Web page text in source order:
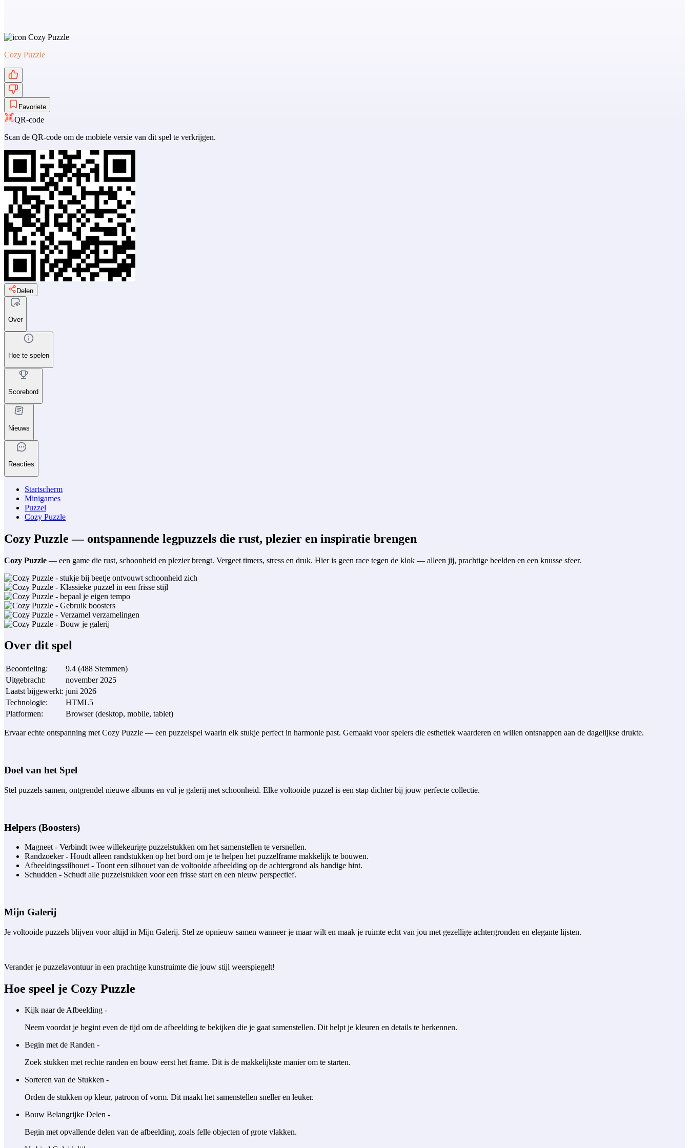
Cozy Puzzle
Favoriete
QR-code
Scan de QR-code om de mobiele versie van dit spel te verkrijgen.
Delen
Over
Hoe te spelen
Scorebord
Nieuws
Reacties
Startscherm
Minigames
Puzzel
Cozy Puzzle
Cozy Puzzle — ontspannende legpuzzels die rust, plezier en inspiratie brengen
Cozy Puzzle — een game die rust, schoonheid en plezier brengt. Vergeet timers, stress en druk. Hier is geen race tegen de klok — alleen jij, prachtige beelden en een knusse sfeer.
Over dit spel
Beoordeling: 9.4 (488 Stemmen)
Uitgebracht:
november 2025
Laatst bijgewerkt: juni 2026
Technologie:
HTML5
Platformen: Browser (desktop, mobile, tablet)
Ervaar echte ontspanning met Cozy Puzzle — een puzzelspel waarin elk stukje perfect in harmonie past. Gemaakt voor spelers die esthetiek waarderen en willen ontsnappen aan de dagelijkse drukte.
Doel van het Spel
Stel puzzels samen, ontgrendel nieuwe albums en vul je galerij met schoonheid. Elke voltooide puzzel is een stap dichter bij jouw perfecte collectie.
Helpers (Boosters)
Magneet - Verbindt twee willekeurige puzzelstukken om het samenstellen te versnellen.
Randzoeker - Houdt alleen randstukken op het bord om je te helpen het puzzelframe makkelijk te bouwen.
Afbeeldingssilhouet - Toont een silhouet van de voltooide afbeelding op de achtergrond als handige hint.
Schudden - Schudt alle puzzelstukken voor een frisse start en een nieuw perspectief.
Mijn Galerij
Je voltooide puzzels blijven voor altijd in Mijn Galerij. Stel ze opnieuw samen wanneer je maar wilt en maak je ruimte echt van jou met gezellige achtergronden en elegante lijsten.
Verander je puzzelavontuur in een prachtige kunstruimte die jouw stijl weerspiegelt!
Hoe speel je Cozy Puzzle
Kijk naar de Afbeelding -
Neem voordat je begint even de tijd om de afbeelding te bekijken die je gaat samenstellen. Dit helpt je kleuren en details te herkennen.
Begin met de Randen -
Zoek stukken met rechte randen en bouw eerst het frame. Dit is de makkelijkste manier om te starten.
Sorteren van de Stukken -
Orden de stukken op kleur, patroon of vorm. Dit maakt het samenstellen sneller en leuker.
Bouw Belangrijke Delen -
Begin met opvallende delen van de afbeelding, zoals felle objecten of grote vlakken.